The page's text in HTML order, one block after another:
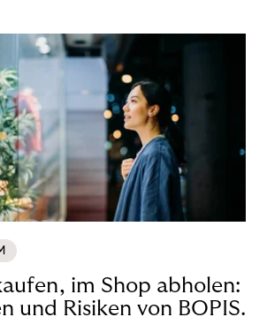
im Shop abholen:
und Risiken von BOPIS.